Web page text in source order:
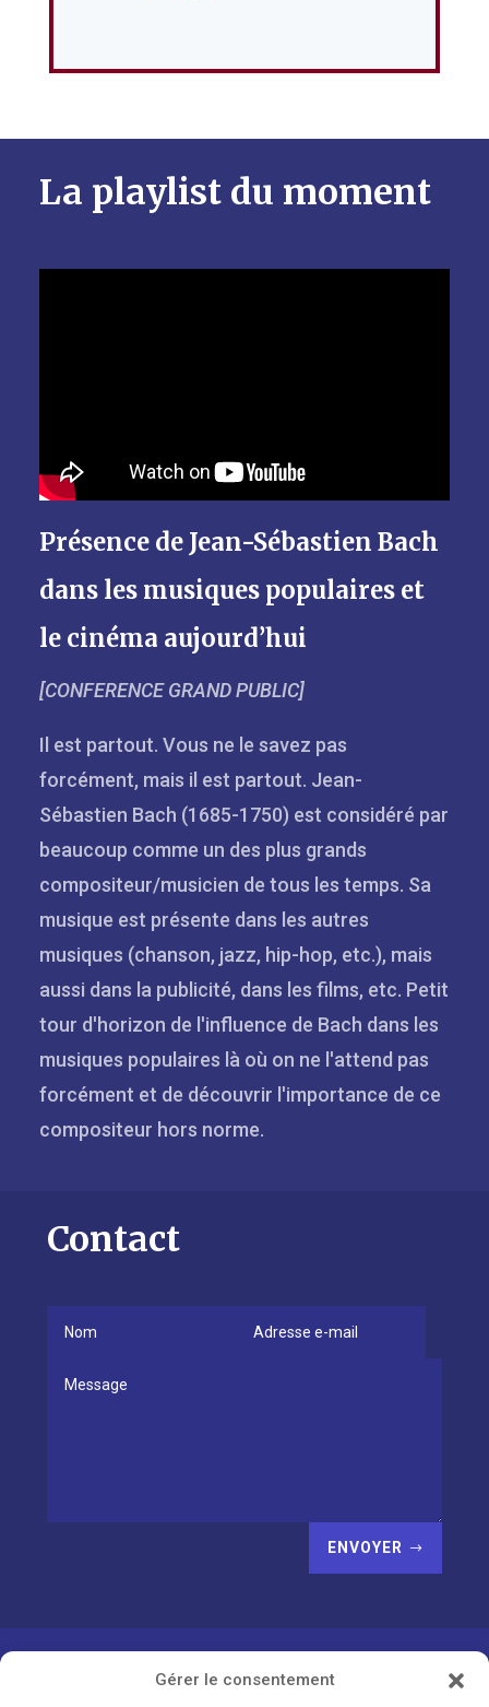
Gérer le consentement
La playlist du moment
Présence de Jean-Sébastien Bach
dans les musiques populaires et
le cinéma aujourd’hui
[CONFERENCE GRAND PUBLIC]
Il est partout. Vous ne le savez pas
forcément, mais il est partout. Jean-
Sébastien Bach (1685-1750) est considéré par
beaucoup comme un des plus grands
compositeur/musicien de tous les temps. Sa
musique est présente dans les autres
musiques (chanson, jazz, hip-hop, etc.), mais
aussi dans la publicité, dans les films, etc. Petit
tour d'horizon de l'influence de Bach dans les
musiques populaires là où on ne l'attend pas
forcément et de découvrir l'importance de ce
compositeur hors norme.
Contact
ENVOYER